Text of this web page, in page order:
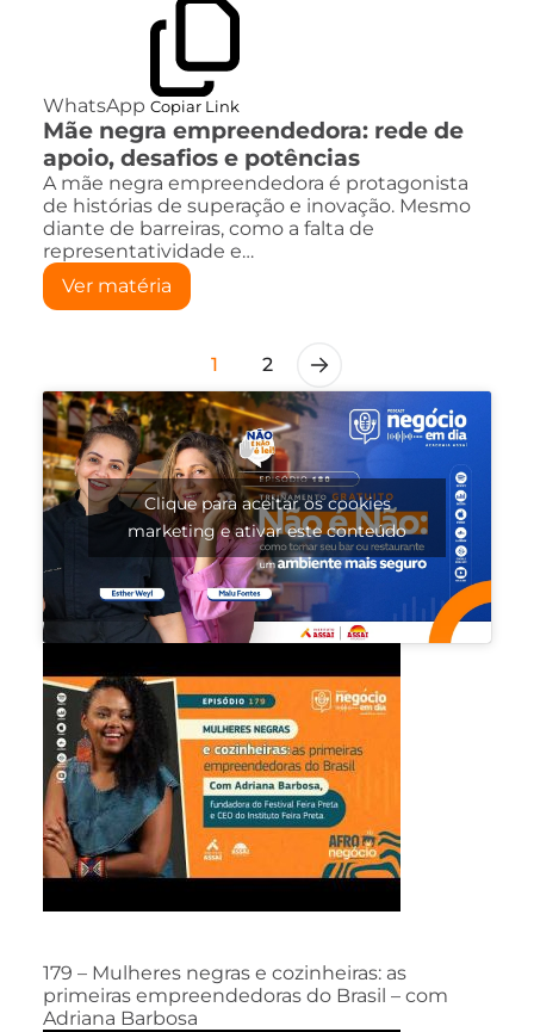
WhatsApp Copiar Link
Mãe negra empreendedora: rede de
apoio, desafios e potências
A mãe negra empreendedora é protagonista
de histórias de superação e inovação. Mesmo
diante de barreiras, como a falta de
representatividade e…
Ver matéria
1 2
Clique para aceitar os cookies
marketing e ativar este conteúdo
179 – Mulheres negras e cozinheiras: as
primeiras empreendedoras do Brasil – com
Adriana Barbosa